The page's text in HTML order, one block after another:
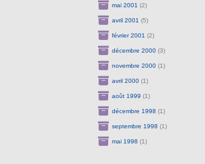
mai 2001 (2)
avril 2001 (5)
février 2001 (2)
décembre 2000(3)
novembre 2000(1)
avril 2000(1)
août 1999 (1)
décembre 1998 (1)
septembre 1998 (1)
mai 1998 (1)